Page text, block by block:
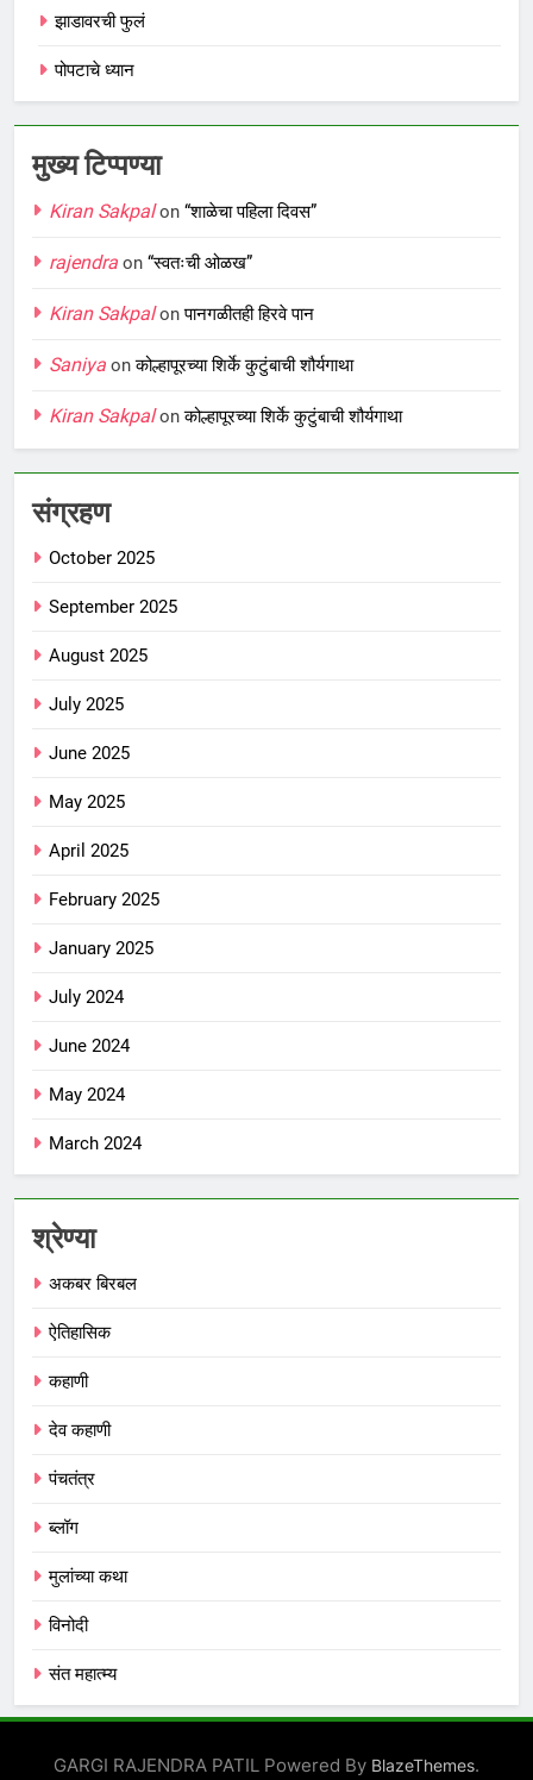
झाडावरची फुलं
पोपटाचे ध्यान
मुख्य टिप्पण्या
Kiran Sakpalon “शाळेचा पहिला दिवस”
rajendra on “स्वतःची ओळख”
Kiran Sakpalonपानगळीतही हिरवे पान
Saniya onकोल्हापूरच्या शिर्के कुटुंबाची शौर्यगाथा
Kiran Sakpalonकोल्हापूरच्या शिर्के कुटुंबाची शौर्यगाथा
संग्रहण
October 2025
September 2025
August 2025
July 2025
June 2025
May 2025
April 2025
February 2025
January 2025
July 2024
June 2024
May 2024
March 2024
श्रेण्या
अकबर बिरबल
ऐतिहासिक
कहाणी
देव कहाणी
पंचतंत्र
ब्लॉग
मुलांच्या कथा
विनोदी
संत महात्म्य
GARGI RAJENDRA PATIL Powered By BlazeThemes.